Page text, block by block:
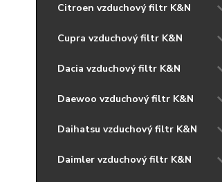
Citroen vzduchový filtr K&N
Cupra vzduchový filtr K&N
Dacia vzduchový filtr K&N
Daewoo vzduchový filtr K&N
Daihatsu vzduchový filtr K&N
Daimler vzduchový filtr K&N